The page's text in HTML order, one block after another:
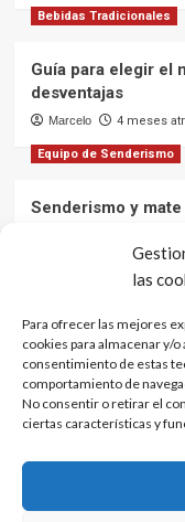
las
Para ofrecer las mejores
cookies para almacenar y/
consentimiento de estas
comportamiento de
No consentir o retirar el
ciertas características y
Bebidas Tradicionales
Guía para elegir el
desventajas
Marcelo 4 meses
Equipo de Senderismo
Senderismo y
12 meses
El mate: una
Marcelo 1 año atrás